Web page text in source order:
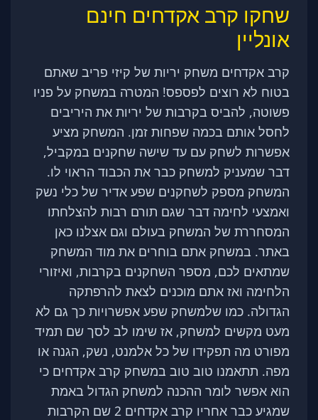
שחקו קרב אקדחים חינם
אונליין
קרב אקדחים משחק יריות של קיזי פריב שאתם
בטוח לא רוצים לפספס! המטרה במשחק על פניו
פשוטה, להביס בקרבות של יריות את היריבים
לחסל אותם בכמה שפחות זמן. המשחק מציע
אפשרות לשחק עם עד שישה שחקנים במקביל,
דבר שמעניק למשחק כבר את הכבוד הראוי לו.
המשחק מספק לשחקנים שפע אדיר של כלי נשק
ואמצעי לחימה דבר שגם תורם רבות להצלחתו
המסחררת של המשחק בעולם וגם אצלנו כאן
באתר. במשחק אתם בוחרים את מוד המשחק
שמתאים לכם, מספר השחקנים בקרבות, ואיזורי
הלחימה ואז אתם מוכנים לצאת להרפתקה
הגדולה. כמו שלמשחק שפע אפשרויות כך גם לא
מעט מקשים למשחק, אז שימו לב לסך שם תמיד
מפורט מה תפקידו של כל אלמנט, נשק, הגנה או
מפה. תתאמנו טוב טוב במשחק קרב אקדחים כי
הוא אפשר לומר ההכנה למשחק הגדול באמת
שמגיע כבר אחריו קרב אקדחים 2 שם הקרבות